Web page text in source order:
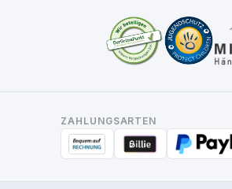
ZAHLUNGSARTEN